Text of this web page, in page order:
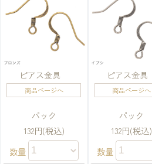
ピアス金具
商品ページへ
パック
132円(税込)
数量
ピアス金具
商品ページへ
パック
132円(税込)
数量